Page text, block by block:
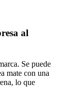
al
Se puede
mate con una
lo que